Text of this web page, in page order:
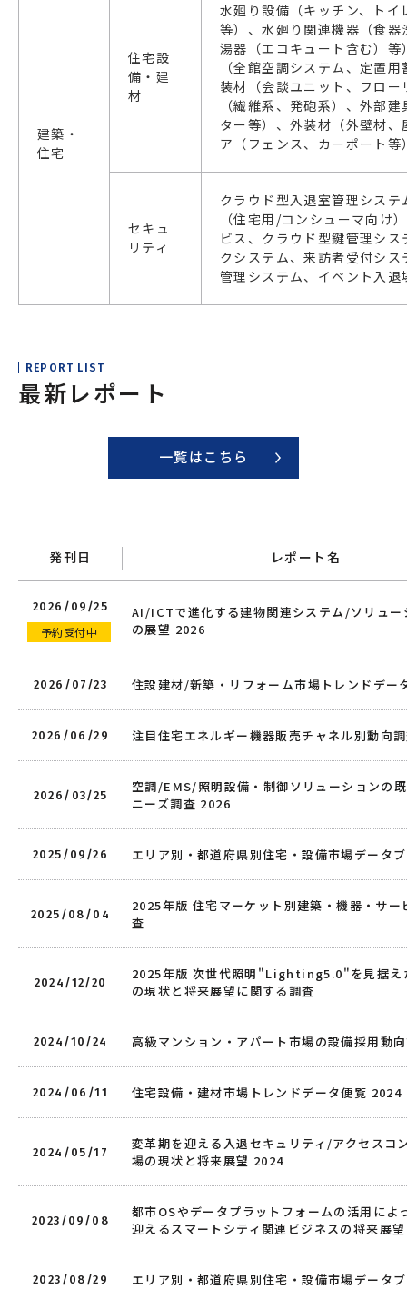
建築・
住宅
住宅設
備・建
材
水廻り設備（キッチン、トイ
等）、水廻り関連機器（食
湯器（エコキュート含む）
（全館空調システム、定置
装材（会談ユニット、フロ
（繊維系、発砲系）、外部
ター等）、外装材（外壁材
ア（フェンス、カーポート
セキュ
リティ
クラウド型入退室管理シス
（住宅用/コンシューマ向け
ビス、クラウド型鍵管理シ
クシステム、来訪者受付シ
管理システム、イベント入退
REPORT LIST
最新レポート
一覧はこちら
発刊日 レポート名
2026/09/25
予約受付中
AI/ICTで進化する建物関連システム/ソリュー
の展望 2026
2026/07/23 住設建材/新築・リフォーム市場トレンドデー
2026/06/29 注目住宅エネルギー機器販売チャネル別動向
2026/03/25
空調/EMS/照明設備・制御ソリューションの
ニーズ調査 2026
2025/09/26 エリア別・都道府県別住宅・設備市場データ
2025/08/04
2025年版 住宅マーケット別建築・機器・サー
査
2024/12/20
2025年版 次世代照明"Lighting5.0"を見据え
の現状と将来展望に関する調査
2024/10/24 高級マンション・アパート市場の設備採用動
2024/06/11 住宅設備・建材市場トレンドデータ便覧 2024
2024/05/17
変革期を迎える入退セキュリティ/アクセスコ
場の現状と将来展望 2024
2023/09/08
都市OSやデータプラットフォームの活用によ
迎えるスマートシティ関連ビジネスの将来展望
2023/08/29 エリア別・都道府県別住宅・設備市場データ